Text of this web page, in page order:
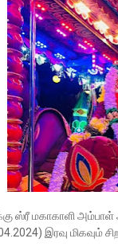
ஸ்ரீ மகாகாளி
இரவு மிகவும்